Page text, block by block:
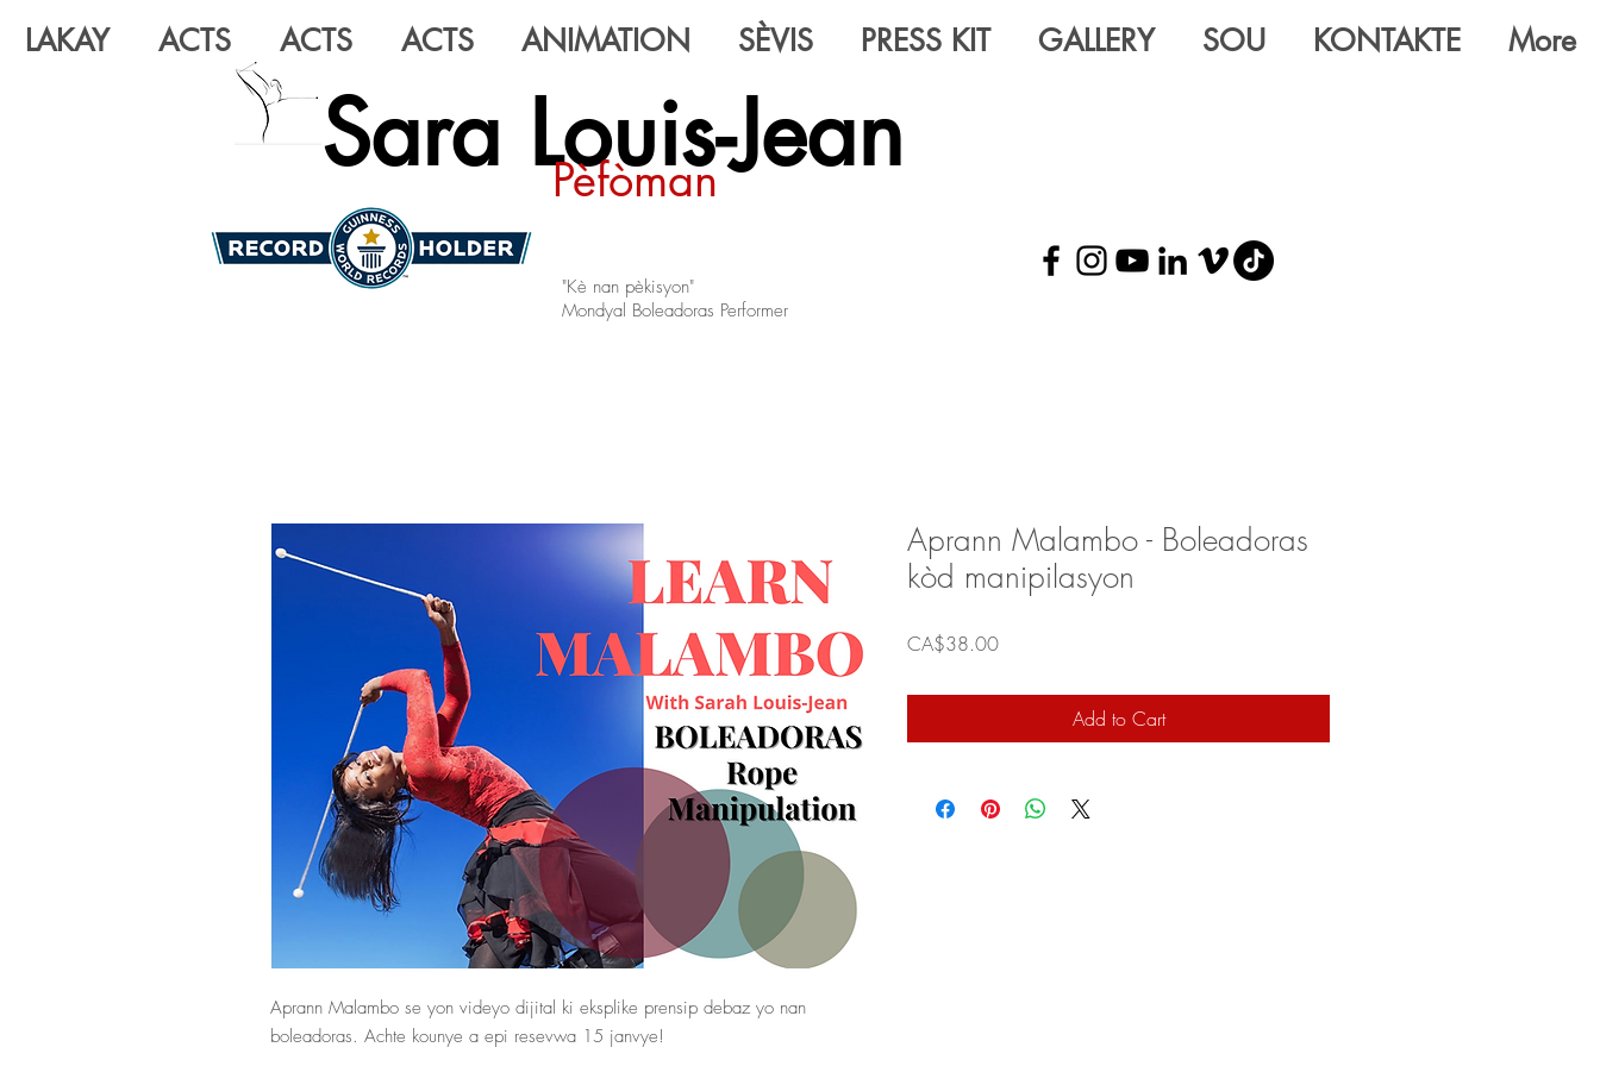
LAKAY ACTS ACTS ACTS ANIMATION SÈVIS PRESS KIT GALLERY SOU KONTAKTE More
Sara Louis-Jean
Pèfòman
"Kè nan pèkisyon"
Mondyal Boleadoras Performer
Aprann Malambo se yon videyo dijital ki eksplike prensip debaz yo nan
boleadoras. Achte kounye a epi resevwa 15 janvye!
Aprann Malambo - Boleadoras
kòd manipilasyon
CA$38.00Price
Add to Cart